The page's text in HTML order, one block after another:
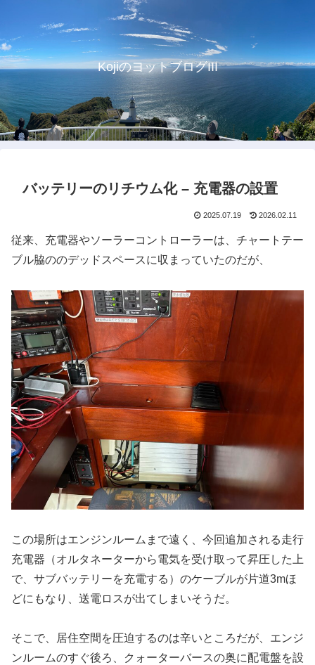
KojiのヨットブログIII
バッテリーのリチウム化 – 充電器の設置
2025.07.19 2026.02.11
従来、充電器やソーラーコントローラーは、チャートテー
ブル脇ののデッドスペースに収まっていたのだが、
この場所はエンジンルームまで遠く、今回追加される走行
充電器（オルタネーターから電気を受け取って昇圧した上
で、サブバッテリーを充電する）のケーブルが片道3mほ
どにもなり、送電ロスが出てしまいそうだ。
そこで、居住空間を圧迫するのは辛いところだが、エンジ
ンルームのすぐ後ろ、クォーターバースの奥に配電盤を設